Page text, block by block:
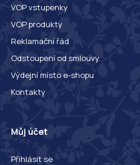
VOP vstupenky
VOP produkty
Reklamační řád
Odstoupení od smlouvy
Výdejní místo e-shopu
Kontakty
Můj účet
Přihlásit se